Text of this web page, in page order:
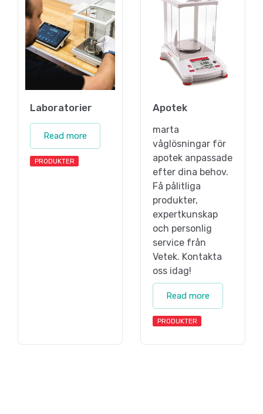
Laboratorier
Read more
PRODUKTER
Apotek
marta
våglösningar för
apotek anpassade
efter dina behov.
Få pålitliga
produkter,
expertkunskap
och personlig
service från
Vetek. Kontakta
oss idag!
Read more
PRODUKTER